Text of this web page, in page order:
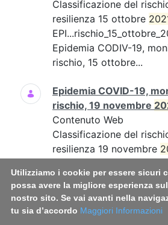
Classificazione del
resilienza 15 ottobre
Epidemia CODIV-19,
rischio, 15 ottobre...
Epidemia COVID-19,
rischio, 19 novembre
Contenuto Web
Classificazione del
resilienza 19 novembre
Aggiornamento
Epidemia COVID-19,
rischio, 19 novembre...
Utilizziamo i cookie per essere sicuri
possa avere la migliore esperienza sul
nostro sito. Se vai avanti nella
tu sia d’accordo Maggiori Informazioni